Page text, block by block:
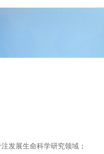
发展生命科学研究领域；